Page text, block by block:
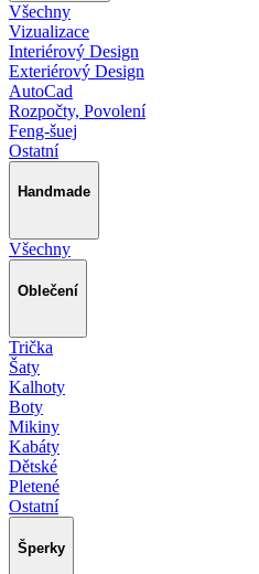
Všechny
Vizualizace
Interiérový Design
Exteriérový Design
AutoCad
Rozpočty, Povolení
Feng-šuej
Ostatní
Handmade
Všechny
Oblečení
Trička
Šaty
Kalhoty
Boty
Mikiny
Kabáty
Dětské
Pletené
Ostatní
Šperky